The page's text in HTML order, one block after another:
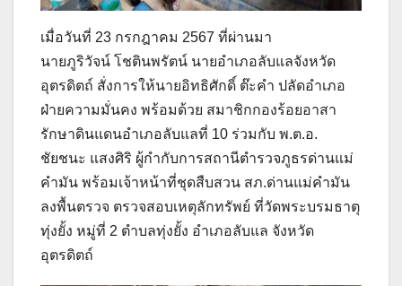
เมื่อวันที่ 23 กรกฎาคม 2567 ที่ผ่านมา
นายภูริวัจน์ โชตินพรัตน์ นายอำเภอลับแลจังหวัด
อุตรดิตถ์ สั่งการให้นายอิทธิศักดิ์ ต๊ะคำ ปลัดอำเภอ
ฝ่ายความมั่นคง พร้อมด้วย สมาชิกกองร้อยอาสา
รักษาดินแดนอำเภอลับแลที่ 10 ร่วมกับ พ.ต.อ.
ชัยชนะ แสงศิริ ผู้กำกับการสถานีตำรวจภูธรด่านแม่
คำมัน พร้อมเจ้าหน้าที่ชุดสืบสวน สภ.ด่านแม่คำมัน
ลงพื้นตรวจ ตรวจสอบเหตุลักทรัพย์ ที่วัดพระบรมธาตุ
ทุ่งยั้ง หมู่ที่ 2 ตำบลทุ่งยั้ง อำเภอลับแล จังหวัด
อุตรดิตถ์